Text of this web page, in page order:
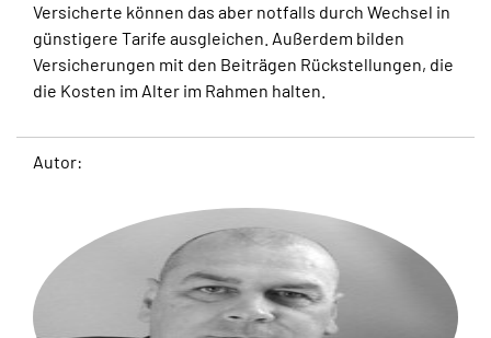
Versicherte können das aber notfalls durch Wechsel in
günstigere Tarife ausgleichen. Außerdem bilden
Versicherungen mit den Beiträgen Rückstellungen, die
die Kosten im Alter im Rahmen halten.
Autor: